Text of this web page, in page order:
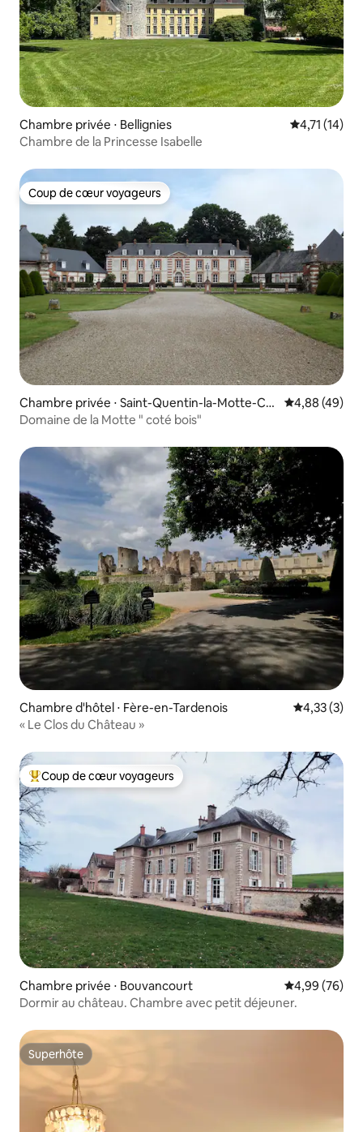
Chambre privée ⋅ Bellignies Évaluation
4,71 (14)
Chambre de la Princesse Isabelle
Coup de cœur voyageurs
Coup de cœur voyageurs
Chambre privée ⋅ Saint-Quentin-la-Motte-Cro
ix-au-Bailly
Évaluation
4,88 (49)
Domaine de la Motte " coté bois"
Chambre d'hôtel ⋅ Fère-en-Tardenois Évaluation
4,33 (3)
« Le Clos du Château »
Coups de cœur voyageurs les plus appréciés
Coup de cœur voyageurs
Chambre privée ⋅ Bouvancourt Évaluation
4,99 (76)
Dormir au château. Chambre avec petit déjeuner.
Superhôte
Superhôte